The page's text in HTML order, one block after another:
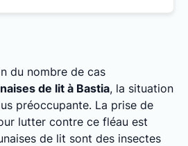
du nombre de cas
de lit à Bastia, la situation
préoccupante. La prise de
lutter contre ce fléau est
de lit sont des insectes